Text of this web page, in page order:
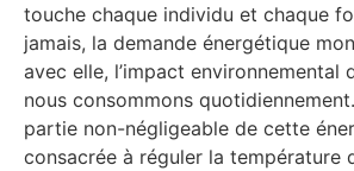
touche chaque individu et chaque
jamais, la demande énergétique
avec elle, l’impact environnemental
nous consommons
partie non-négligeable de cette
consacrée à réguler la température